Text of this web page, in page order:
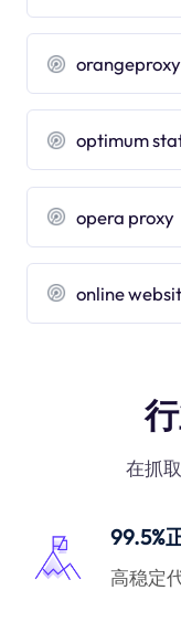
orangeproxy
optimum
opera proxy
online
在抓
99.5%
高稳定